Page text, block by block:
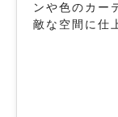
ンや色のカー
敵な空間に仕